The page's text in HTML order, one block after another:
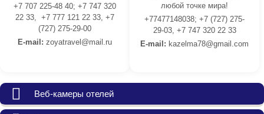
+7 707 225-48 40; +7 747 320
22 33, +7 777 121 22 33, +7
(727) 275-29-00
E-mail: zoyatravel@mail.ru
любой точке мира!
+77477148038; +7 (727) 275-
29-03, +7 747 320 22 33
E-mail: kazelma78@gmail.com
Веб-камеры отелей